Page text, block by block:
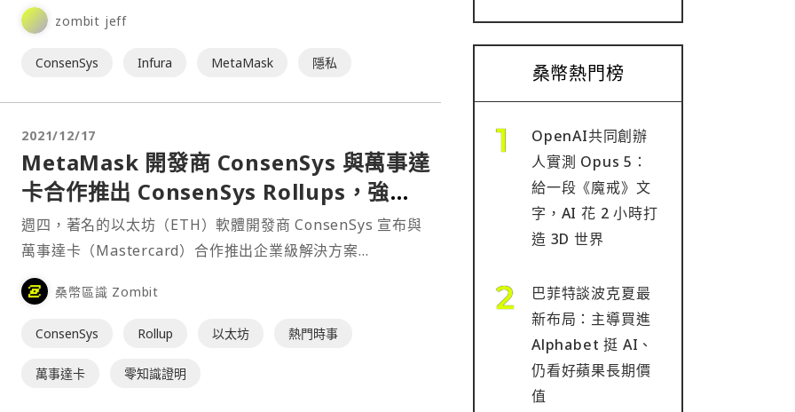
zombit jeff
ConsenSys Infura MetaMask 隱私
2021/12/17
MetaMask 開發商 ConsenSys 與萬事達
卡合作推出 ConsenSys Rollups，強化
以太坊交易隱私保護
週四，著名的以太坊（ETH）軟體開發商 ConsenSys 宣布與
萬事達卡（Mastercard）合作推出企業級解決方案
「ConsenSys Rollups」，此舉將迎來用戶隱私的新時代，因
為公共帳本面臨著審查問題，區塊鏈數據分析公司持續利用帳
本追查交易資訊。 採用零知識證明技術加強隱私保護⋯
桑幣區識 Zombit
ConsenSys Rollup 以太坊 熱門時事
萬事達卡 零知識證明
桑幣熱門榜
OpenAI共同創辦
人實測 Opus 5：
給一段《魔戒》文
字，AI 花 2 小時打
造 3D 世界
巴菲特談波克夏最
新布局：主導買進
Alphabet 挺 AI、
仍看好蘋果長期價
值